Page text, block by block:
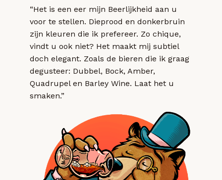
“Het is een eer mijn Beerlijkheid aan u
voor te stellen. Dieprood en donkerbruin
zijn kleuren die ik prefereer. Zo chique,
vindt u ook niet? Het maakt mij subtiel
doch elegant. Zoals de bieren die ik graag
degusteer: Dubbel, Bock, Amber,
Quadrupel en Barley Wine. Laat het u
smaken.”